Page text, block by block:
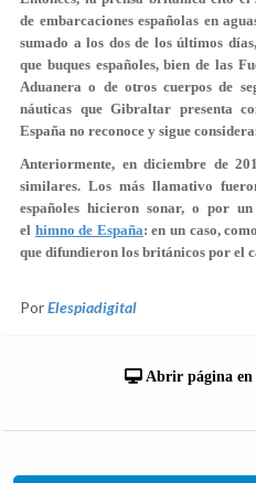
de embarcaciones españolas en
sumado a los dos de los últimos
que buques españoles, bien de las
Aduanera o de otros cuerpos de
náuticas que Gibraltar presenta
España no reconoce y sigue
Anteriormente, en diciembre de
similares. Los más llamativo
españoles hicieron sonar, o por
el himno de España: en un caso,
que difundieron los británicos por el
PorElespiadigital
Abrir página en